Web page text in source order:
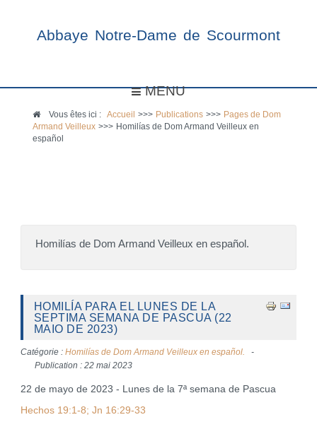
Abbaye Notre-Dame de Scourmont
MENU
Vous êtes ici :Accueil >>> Publications >>> Pages de Dom
Armand Veilleux >>> Homilías de Dom Armand Veilleux en
español
Homilías de Dom Armand Veilleux en español.
HOMILÍA PARA EL LUNES DE LA
SEPTIMA SEMANA DE PASCUA (22
MAIO DE 2023)
Catégorie : Homilías de Dom Armand Veilleux en español.
Publication : 22 mai 2023
22 de mayo de 2023 - Lunes de la 7ª semana de Pascua
Hechos 19:1-8; Jn 16:29-33